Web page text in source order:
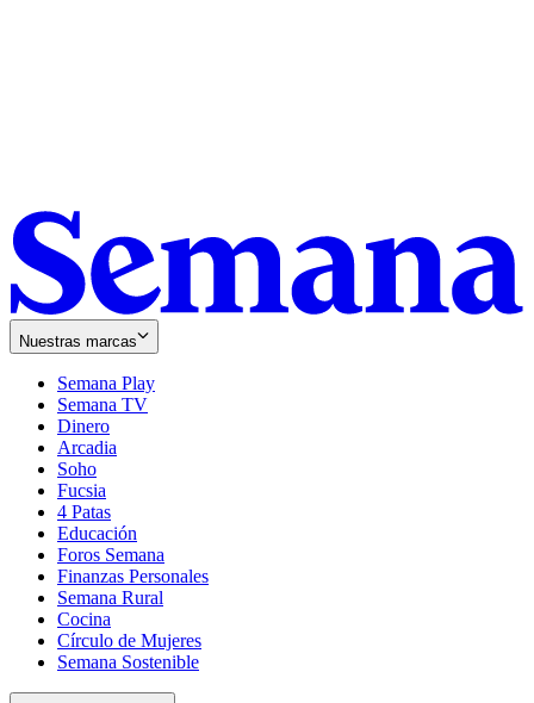
Nuestras marcas
Semana Play
Semana TV
Dinero
Arcadia
Soho
in
new
window
Fucsia
in
new
window
4 Patas
Educación
Foros Semana
Finanzas Personales
Semana Rural
Cocina
Círculo de Mujeres
Semana Sostenible